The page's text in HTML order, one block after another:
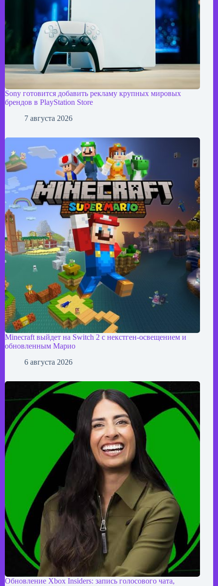
Sony готовится добавить рекламу крупных мировых
брендов в PlayStation Store
7 августа 2026
Minecraft выйдет на Switch 2 с некстген-освещением и
обновленным Марио
6 августа 2026
Обновление Xbox Insiders: запись голосового чата,